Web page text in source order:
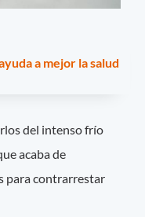
a mejor la salud
del intenso frío
acaba de
para contrarrestar